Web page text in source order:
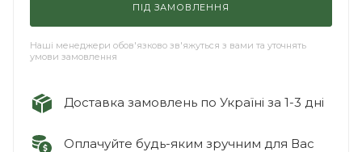
ПІД ЗАМОВЛЕННЯ
Наші менеджери обов'язково зв'яжуться з вами та уточнять
умови замовлення
Доставка замовлень по Україні за 1-3 дні
Оплачуйте будь-яким зручним для Вас